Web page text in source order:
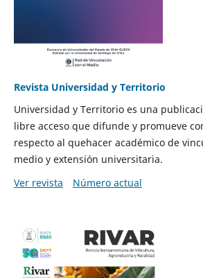
Revista Universidad y Territorio
Universidad y Territorio es una
libre acceso que difunde y promueve
respecto al quehacer académico de
medio y extensión universitaria.
Ver revista
Número actual